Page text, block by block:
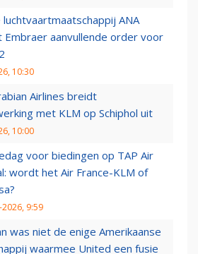
luchtvaartmaatschappij ANA
aanvullende order voor
10:30
Airlines breidt
met KLM op Schiphol uit
10:00
voor biedingen op TAP Air
wordt het Air France-KLM of
9:59
was niet de enige Amerikaanse
waarmee United een fusie